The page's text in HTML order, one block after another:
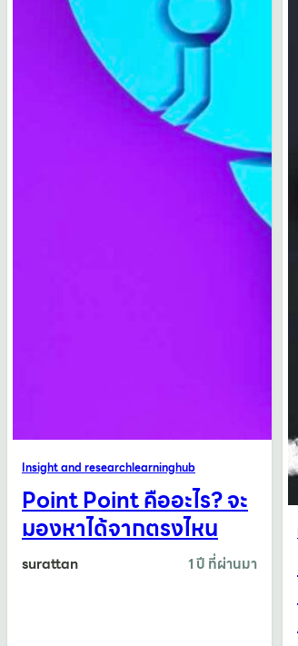
Insight and researchlearninghub
Point Point คืออะไร? จะ
มองหาได้จากตรงไหน
surattan 1 ปี ที่ผ่านมา